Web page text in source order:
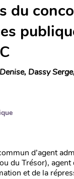
du
Dassy
d’agent
du Trésor),
et de la